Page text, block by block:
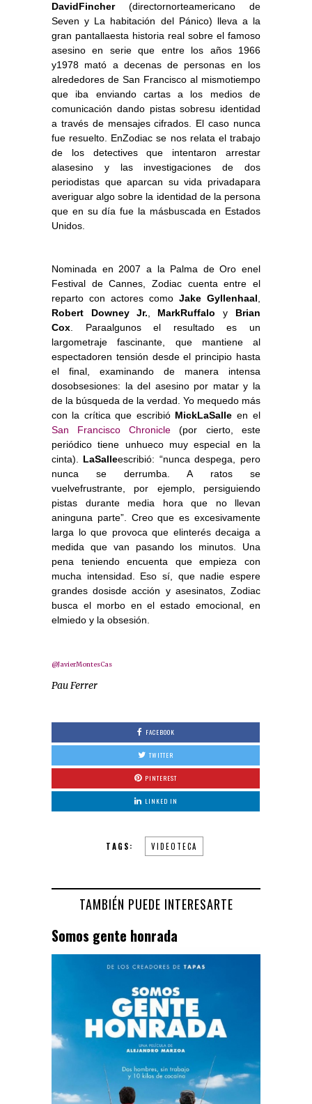
DavidFincher(directornorteamericano de
Seven y La habitación del Pánico) lleva a la
gran pantallaesta historia real sobre el famoso
asesino en serie que entre los años 1966
y1978 mató a decenas de personas en los
alrededores de San Francisco al mismotiempo
que iba enviando cartas a los medios de
comunicación dando pistas sobresu identidad
a través de mensajes cifrados. El caso nunca
fue resuelto. EnZodiac se nos relata el trabajo
de los detectives que intentaron arrestar
alasesino y las investigaciones de dos
periodistas que aparcan su vida privadapara
averiguar algo sobre la identidad de la persona
que en su día fue la másbuscada en Estados
Unidos.
Nominada en 2007 a la Palma de Oro enel
Festival de Cannes, Zodiac cuenta entre el
reparto con actores como Jake Gyllenhaal
Robert Downey Jr.
MarkRuffalo y Brian
Cox . Paraalgunos el resultado es un
largometraje fascinante, que mantiene al
espectadoren tensión desde el principio hasta
el final, examinando de manera intensa
dosobsesiones: la del asesino por matar y la
de la búsqueda de la verdad. Yo mequedo más
con la crítica que escribió MickLaSalle en el
San Francisco Chronicle (por cierto, este
periódico tiene unhueco muy especial en la
cinta). LaSalleescribió: “nunca despega, pero
nunca se derrumba. A ratos se
vuelvefrustrante, por ejemplo, persiguiendo
pistas durante media hora que no llevan
aninguna parte”. Creo que es excesivamente
larga lo que provoca que elinterés decaiga a
medida que van pasando los minutos. Una
pena teniendo encuenta que empieza con
mucha intensidad. Eso sí, que nadie espere
grandes dosisde acción y asesinatos, Zodiac
busca el morbo en el estado emocional, en
elmiedo y la obsesión.
@JavierMontesCas
Pau Ferrer
FACEBOOK
TWITTER
PINTEREST
LINKED IN
TAGS: VIDEOTECA
TAMBIÉN PUEDE INTERESARTE
Somos gente honrada